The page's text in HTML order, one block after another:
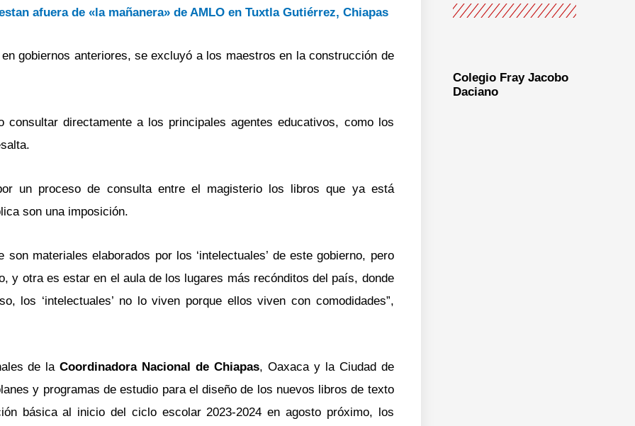
afuera de «la mañanera» de AMLO en Tuxtla Gutiérrez, Chiapas
gobiernos anteriores, se excluyó a los maestros en la construcción de
consultar directamente a los principales agentes educativos, como los
un proceso de consulta entre el magisterio los libros que ya está
son una imposición.
materiales elaborados por los ‘intelectuales’ de este gobierno, pero
y otra es estar en el aula de los lugares más recónditos del país, donde
los ‘intelectuales’ no lo viven porque ellos viven con comodidades”,
de laCoordinadora Nacional de Chiapas, Oaxaca y la Ciudad de
y programas de estudio para el diseño de los nuevos libros de texto
básica al inicio del ciclo escolar 2023-2024 en agosto próximo, los
Colegio Fray Jacobo
Daciano